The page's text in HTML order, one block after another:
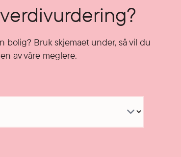
Bruk skjemaet under, så vil du
av våre meglere.